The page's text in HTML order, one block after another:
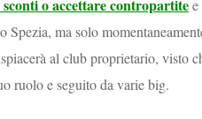
o accettare contropartite
ma solo
al club proprietario, visto
ruolo e seguito da varie big.